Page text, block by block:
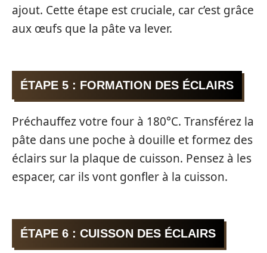
ajout. Cette étape est cruciale, car c’est grâce
aux œufs que la pâte va lever.
ÉTAPE 5 : FORMATION DES ÉCLAIRS
Préchauffez votre four à 180°C. Transférez la
pâte dans une poche à douille et formez des
éclairs sur la plaque de cuisson. Pensez à les
espacer, car ils vont gonfler à la cuisson.
ÉTAPE 6 : CUISSON DES ÉCLAIRS